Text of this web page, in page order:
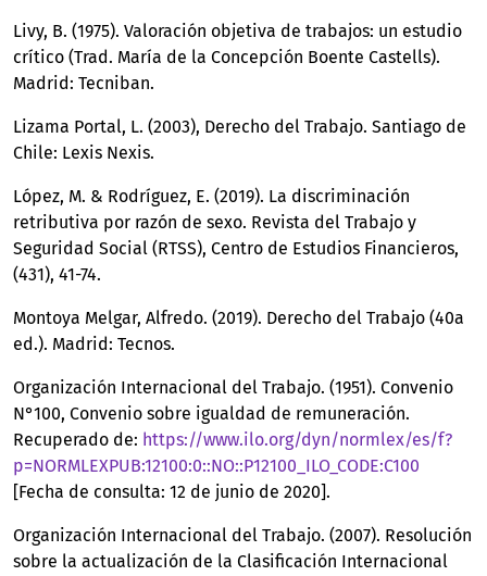
Livy, B. (1975). Valoración objetiva de trabajos: un estudio
crítico (Trad. María de la Concepción Boente Castells).
Madrid: Tecniban.
Lizama Portal, L. (2003), Derecho del Trabajo. Santiago de
Chile: Lexis Nexis.
López, M. & Rodríguez, E. (2019). La discriminación
retributiva por razón de sexo. Revista del Trabajo y
Seguridad Social (RTSS), Centro de Estudios Financieros,
(431), 41-74.
Montoya Melgar, Alfredo. (2019). Derecho del Trabajo (40a
ed.). Madrid: Tecnos.
Organización Internacional del Trabajo. (1951). Convenio
N°100, Convenio sobre igualdad de remuneración.
Recuperado de: https://www.ilo.org/dyn/normlex/es/f?
p=NORMLEXPUB:12100:0::NO::P12100_ILO_CODE:C100
[Fecha de consulta: 12 de junio de 2020].
Organización Internacional del Trabajo. (2007). Resolución
sobre la actualización de la Clasificación Internacional